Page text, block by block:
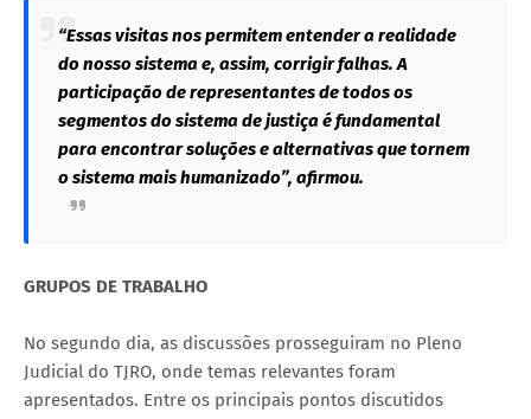
“Essas visitas nos permitem entender a realidade
do nosso sistema e, assim, corrigir falhas. A
participação de representantes de todos os
segmentos do sistema de justiça é fundamental
para encontrar soluções e alternativas que tornem
o sistema mais humanizado”, afirmou.
GRUPOS DE TRABALHO
No segundo dia, as discussões prosseguiram no Pleno
Judicial do TJRO, onde temas relevantes foram
apresentados. Entre os principais pontos discutidos